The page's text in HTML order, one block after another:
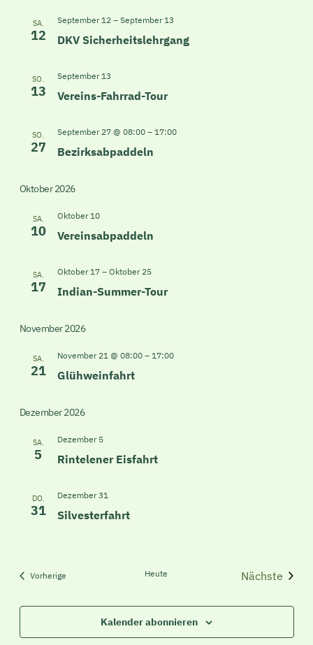
SA.
12 DKV Sicherheitslehrgang
September 12– September 13
SO.
13 Vereins-Fahrrad-Tour
September 13
SO.
27 Bezirksabpaddeln
September 27 @ 08:00– 17:00
Oktober 2026
SA.
10 Vereinsabpaddeln
Oktober 10
SA.
17 Indian-Summer-Tour
Oktober 17– Oktober 25
November 2026
SA.
21 Glühweinfahrt
November 21 @ 08:00– 17:00
Dezember 2026
SA.
5 Rintelener Eisfahrt
Dezember 5
DO.
31 Silvesterfahrt
Dezember 31
VorherigeVeranstaltungen Heute
Nächste
Kalender abonnieren